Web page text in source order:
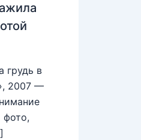
грудь в
2007 —
фото,